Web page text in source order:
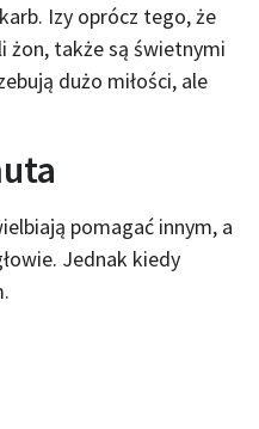
Izy oprócz tego, że
żon, także są świetnymi
dużo miłości, ale
pomagać innym, a
Jednak kiedy